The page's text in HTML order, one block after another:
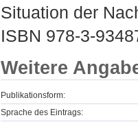
Situation der
ISBN 978-3-
Weitere
Publikationsform:
Sprache des Eintrags: